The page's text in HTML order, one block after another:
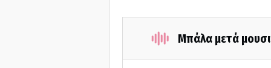
Μπάλα μετά